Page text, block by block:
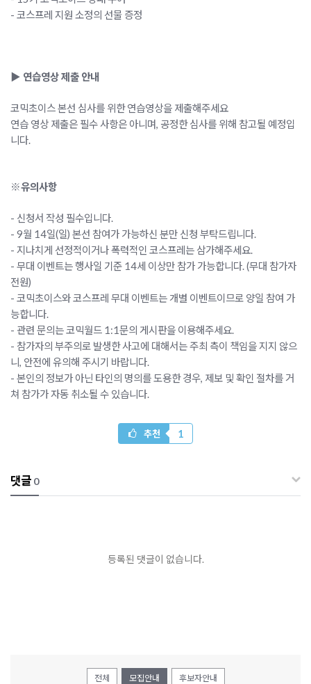
- 코스프레 지원 소정의 선물 증정
▶ 연습영상 제출 안내
코믹초이스 본선 심사를 위한 연습영상을 제출해주세요
연습 영상 제출은 필수 사항은 아니며, 공정한 심사를 위해 참고될 예정입
니다.
※유의사항
- 신청서 작성 필수입니다.
- 9월 14일(일) 본선 참여가 가능하신 분만 신청 부탁드립니다.
- 지나치게 선정적이거나 폭력적인 코스프레는 삼가해주세요.
- 무대 이벤트는 행사일 기준 14세 이상만 참가 가능합니다. (무대 참가자
전원)
- 코믹초이스와 코스프레 무대 이벤트는 개별 이벤트이므로 양일 참여 가
능합니다.
- 관련 문의는 코믹월드 1:1문의 게시판을 이용해주세요.
- 참가자의 부주의로 발생한 사고에 대해서는 주최 측이 책임을 지지 않으
니, 안전에 유의해 주시기 바랍니다.
- 본인의 정보가 아닌 타인의 명의를 도용한 경우, 제보 및 확인 절차를 거
쳐 참가가 자동 취소될 수 있습니다.
추천 1
댓글 0
등록된 댓글이 없습니다.
전체 모집안내 후보자안내